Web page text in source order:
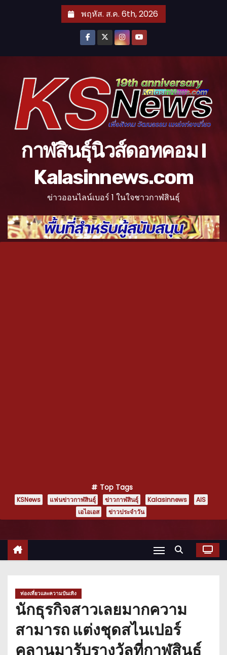
พฤหัส. ส.ค. 6th, 2026
กาฬสินธุ์นิวส์ดอทคอม l
Kalasinnews.com
ข่าวออนไลน์เบอร์ 1 ในใจชาวกาฬสินธุ์
Top Tags
KSNews แฟนข่าวกาฬสินธุ์ ข่าวกาฬสินธุ์ Kalasinnews
AIS
เอไอเอส
ข่าวประจำวัน
ท่องเที่ยวและความบันเทิง
นักธุรกิจสาวเลยมากความ
สามารถ แต่งชุดสไนเปอร์
คลานมารับรางวัลที่กาฬสินธุ์